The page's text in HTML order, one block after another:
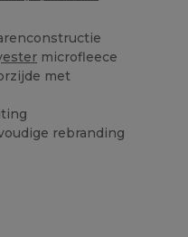
microfleece
met
rebranding